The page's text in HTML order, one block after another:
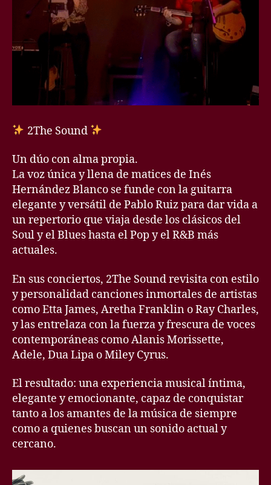
2The Sound
Un dúo con alma propia.
La voz única y llena de matices de Inés
Hernández Blanco se funde con la guitarra
elegante y versátil de Pablo Ruiz para dar vida a
un repertorio que viaja desde los clásicos del
Soul y el Blues hasta el Pop y el R&B más
actuales.
En sus conciertos, 2The Sound revisita con estilo
y personalidad canciones inmortales de artistas
como Etta James, Aretha Franklin o Ray Charles,
y las entrelaza con la fuerza y frescura de voces
contemporáneas como Alanis Morissette,
Adele, Dua Lipa o Miley Cyrus.
El resultado: una experiencia musical íntima,
elegante y emocionante, capaz de conquistar
tanto a los amantes de la música de siempre
como a quienes buscan un sonido actual y
cercano.